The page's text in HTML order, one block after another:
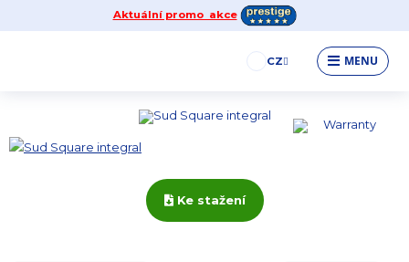
Aktuální promo akce
CZ MENU
Ke stažení